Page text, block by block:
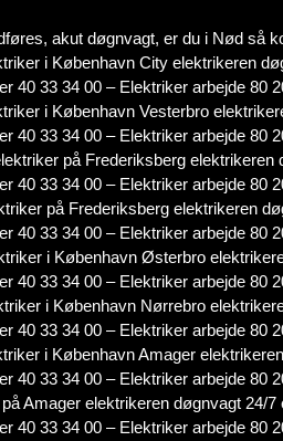
akut døgnvagt, er du i Nød så
i København City elektrikeren
40 33 34 00 – Elektriker arbejde 80
i København Vesterbro
40 33 34 00 – Elektriker arbejde 80
på Frederiksberg elektrikeren
40 33 34 00 – Elektriker arbejde 80
på Frederiksberg elektrikeren
40 33 34 00 – Elektriker arbejde 80
i København Østerbro
40 33 34 00 – Elektriker arbejde 80
i København Nørrebro
40 33 34 00 – Elektriker arbejde 80
i København Amager
40 33 34 00 – Elektriker arbejde 80
Amager elektrikeren døgnvagt 24/7
40 33 34 00 – Elektriker arbejde 80